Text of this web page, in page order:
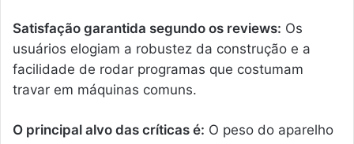
Satisfação garantida segundo os reviews: Os
usuários elogiam a robustez da construção e a
facilidade de rodar programas que costumam
travar em máquinas comuns.
O principal alvo das críticas é: O peso do aparelho